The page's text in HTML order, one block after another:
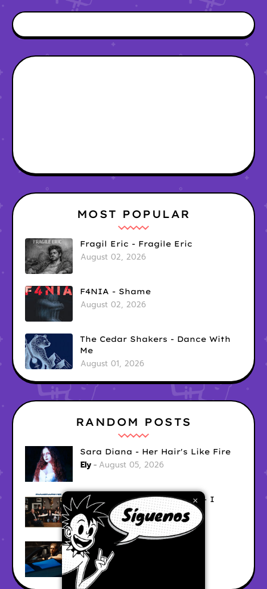
×
MOST POPULAR
Fragil Eric - Fragile Eric
August 02, 2026
F4NIA - Shame
August 02, 2026
The Cedar Shakers - Dance With
Me
August 01, 2026
RANDOM POSTS
Sara Diana - Her Hair's Like Fire
Ely August 05, 2026
Good Vibes Rollercoaster - I
Don't Care
Ely August 05, 2026
Hyperwulf - FaceTime
Ely August 04, 2026